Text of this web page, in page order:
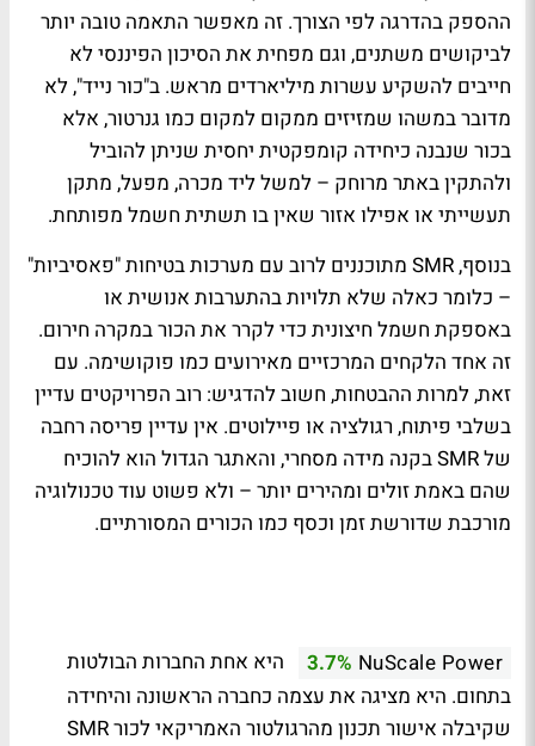
ההספק בהדרגה לפי הצורך. זה מאפשר התאמה טובה יותר
לביקושים משתנים, וגם מפחית את הסיכון הפיננסי לא
חייבים להשקיע עשרות מיליארדים מראש. ב"כור נייד", לא
מדובר במשהו שמזיזים ממקום למקום כמו גנרטור, אלא
בכור שנבנה כיחידה קומפקטית יחסית שניתן להוביל
ולהתקין באתר מרוחק – למשל ליד מכרה, מפעל, מתקן
תעשייתי או אפילו אזור שאין בו תשתית חשמל מפותחת.
בנוסף, SMR מתוכננים לרוב עם מערכות בטיחות "פאסיביות"
– כלומר כאלה שלא תלויות בהתערבות אנושית או
באספקת חשמל חיצונית כדי לקרר את הכור במקרה חירום.
זה אחד הלקחים המרכזיים מאירועים כמו פוקושימה. עם
זאת, למרות ההבטחות, חשוב להדגיש: רוב הפרויקטים עדיין
בשלבי פיתוח, רגולציה או פיילוטים. אין עדיין פריסה רחבה
של SMR בקנה מידה מסחרי, והאתגר הגדול הוא להוכיח
שהם באמת זולים ומהירים יותר – ולא פשוט עוד טכנולוגיה
מורכבת שדורשת זמן וכסף כמו הכורים המסורתיים.
NuScale Power
3.7%
היא אחת החברות הבולטות
בתחום. היא מציגה את עצמה כחברה הראשונה והיחידה
שקיבלה אישור תכנון מהרגולטור האמריקאי לכור SMR